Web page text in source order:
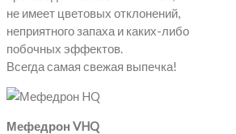
не имеет цветовых отклонений,
неприятного запаха и каких-либо
побочных эффектов.
Всегда самая свежая выпечка!
Мефедрон VHQ